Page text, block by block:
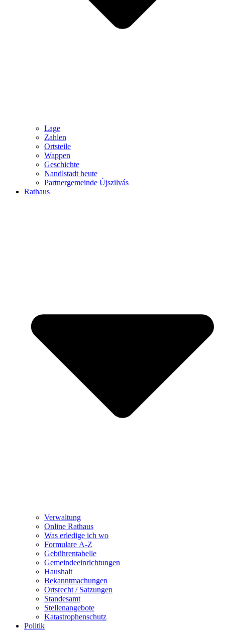
Lage
Zahlen
Ortsteile
Wappen
Geschichte
Nandlstadt heute
Partnergemeinde Újszilvás
Rathaus
Verwaltung
Online Rathaus
Was erledige ich wo
Formulare A-Z
Gebührentabelle
Gemeindeeinrichtungen
Haushalt
Bekanntmachungen
Ortsrecht / Satzungen
Standesamt
Stellenangebote
Katastrophenschutz
Politik